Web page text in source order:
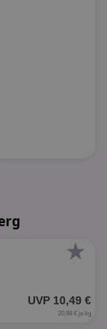
★
UVP 10,49 €
20,98 € je kg